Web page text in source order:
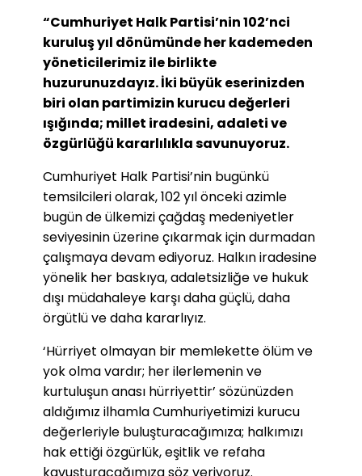
“Cumhuriyet Halk Partisi’nin 102’nci
kuruluş yıl dönümünde her kademeden
yöneticilerimiz ile birlikte
huzurunuzdayız. İki büyük eserinizden
biri olan partimizin kurucu değerleri
ışığında; millet iradesini, adaleti ve
özgürlüğü kararlılıkla savunuyoruz.
Cumhuriyet Halk Partisi’nin bugünkü
temsilcileri olarak, 102 yıl önceki azimle
bugün de ülkemizi çağdaş medeniyetler
seviyesinin üzerine çıkarmak için durmadan
çalışmaya devam ediyoruz. Halkın iradesine
yönelik her baskıya, adaletsizliğe ve hukuk
dışı müdahaleye karşı daha güçlü, daha
örgütlü ve daha kararlıyız.
‘Hürriyet olmayan bir memlekette ölüm ve
yok olma vardır; her ilerlemenin ve
kurtuluşun anası hürriyettir’ sözünüzden
aldığımız ilhamla Cumhuriyetimizi kurucu
değerleriyle buluşturacağımıza; halkımızı
hak ettiği özgürlük, eşitlik ve refaha